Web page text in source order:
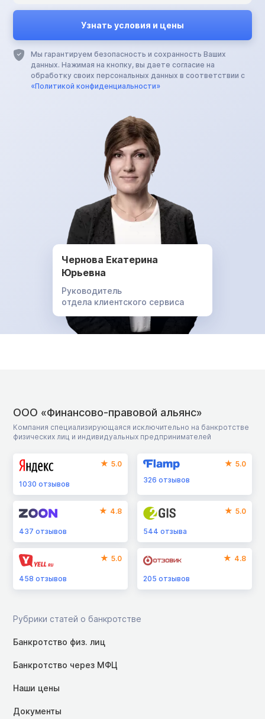
Мы гарантируем безопасность и сохранность Ваших
данных. Нажимая на кнопку, вы даете согласие на
обработку своих персональных данных в соответствии с
«Политикой конфиденциальности»
Чернова Екатерина
Юрьевна
Руководитель
отдела клиентского сервиса
ООО «Финансово-правовой альянс»
Компания специализирующаяся исключительно на банкротстве
физических лиц и индивидуальных предпринимателей
5.0
1030 отзывов
5.0
326отзывов
4.8
437 отзывов
5.0
544отзыва
5.0
458 отзывов
4.8
205отзывов
Рубрики статей о банкротстве
Банкротство физ. лиц
Банкротство через МФЦ
Наши цены
Документы